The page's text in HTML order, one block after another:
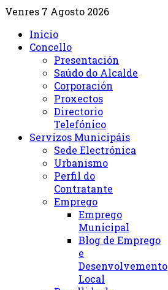
Venres 7 Agosto 2026
Inicio
Concello
Presentación
Saúdo do Alcalde
Corporación
Proxectos
Directorio
Telefónico
Servizos Municipáis
Sede Electrónica
Urbanismo
Perfil do
Contratante
Emprego
Emprego
Municipal
Blog de Emprego
e
Desenvolvemento
Local